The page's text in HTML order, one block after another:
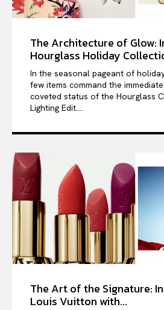
The Architecture of Glow:
Hourglass Holiday
In the seasonal pageant of
few items command the
coveted status of the Hourglass
Lighting Edit....
The Art of the Signature:
Louis Vuitton with...